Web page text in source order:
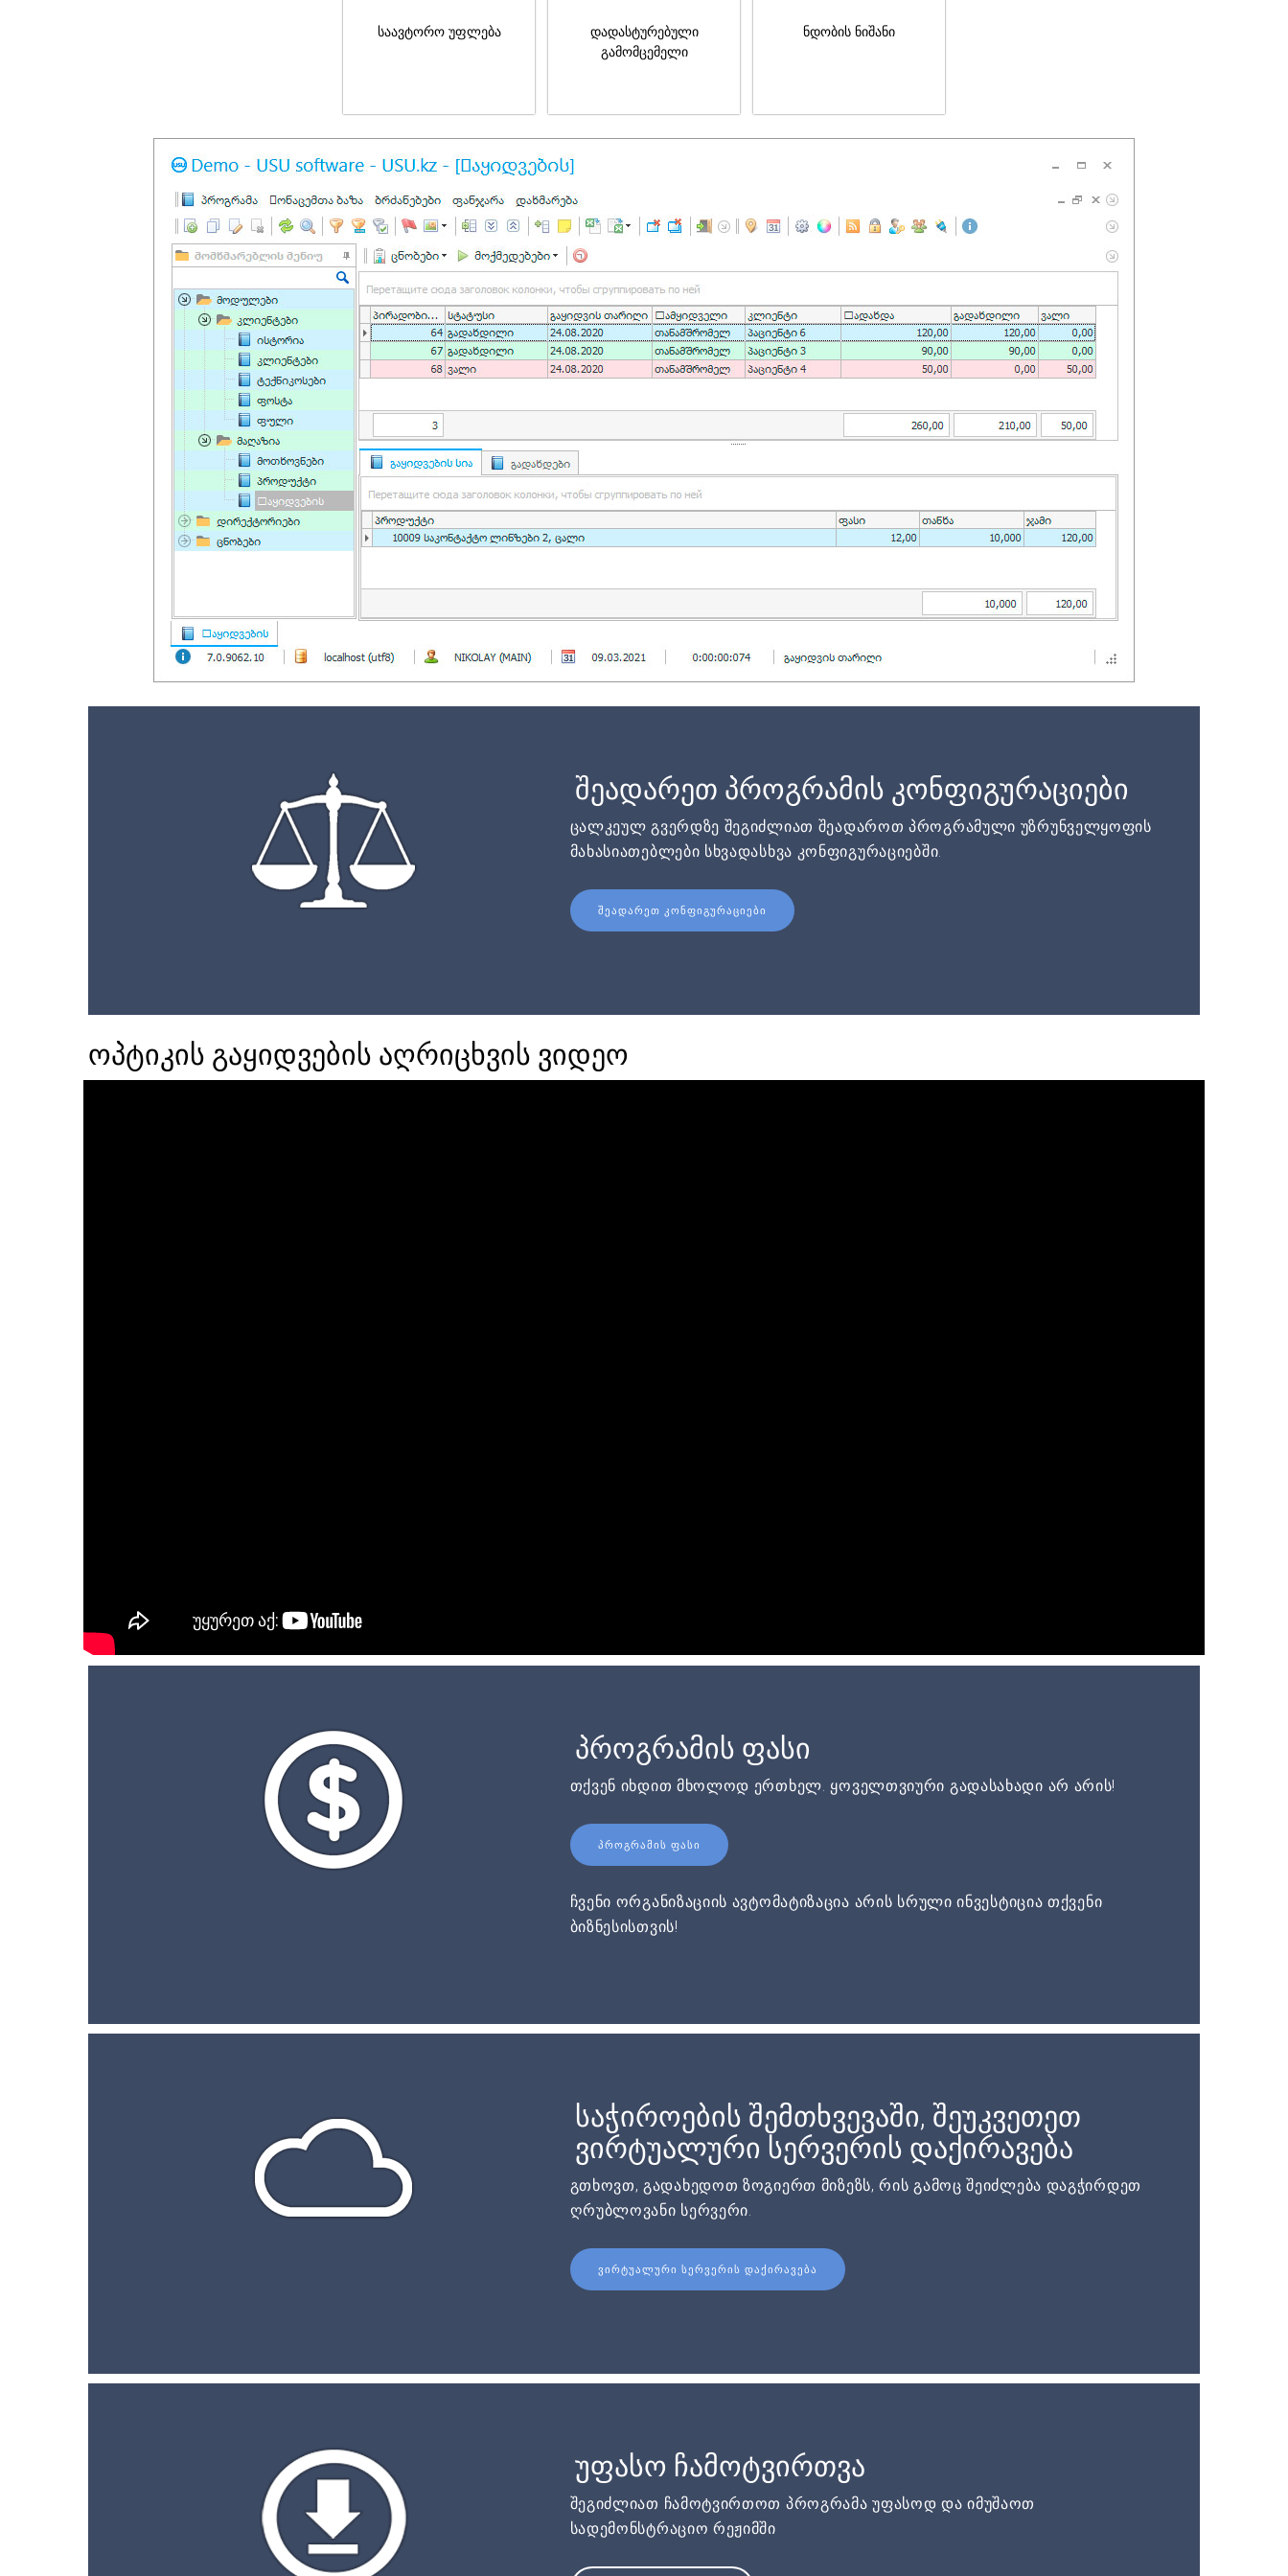
საავტორო უფლება
დადასტურებული
გამომცემელი
ნდობის ნიშანი
შეადარეთ პროგრამის კონფიგურაციები
ცალკეულ გვერდზე შეგიძლიათ შეადაროთ პროგრამული უზრუნველყოფის
მახასიათებლები სხვადასხვა კონფიგურაციებში.
ᲨᲔᲐᲓᲐᲠᲔᲗ ᲙᲝᲜᲤᲘᲒᲣᲠᲐᲪᲘᲔᲑᲘ
ოპტიკის გაყიდვების აღრიცხვის ვიდეო
პროგრამის ფასი
თქვენ იხდით მხოლოდ ერთხელ. ყოველთვიური გადასახადი არ არის!
ᲞᲠᲝᲒᲠᲐᲛᲘᲡ ᲤᲐᲡᲘ
ჩვენი ორგანიზაციის ავტომატიზაცია არის სრული ინვესტიცია თქვენი
ბიზნესისთვის!
საჭიროების შემთხვევაში, შეუკვეთეთ
ვირტუალური სერვერის დაქირავება
გთხოვთ, გადახედოთ ზოგიერთ მიზეზს, რის გამოც შეიძლება დაგჭირდეთ
ღრუბლოვანი სერვერი.
ᲕᲘᲠᲢᲣᲐᲚᲣᲠᲘ ᲡᲔᲠᲕᲔᲠᲘᲡ ᲓᲐᲥᲘᲠᲐᲕᲔᲑᲐ
უფასო ჩამოტვირთვა
შეგიძლიათ ჩამოტვირთოთ პროგრამა უფასოდ და იმუშაოთ
სადემონსტრაციო რეჟიმში